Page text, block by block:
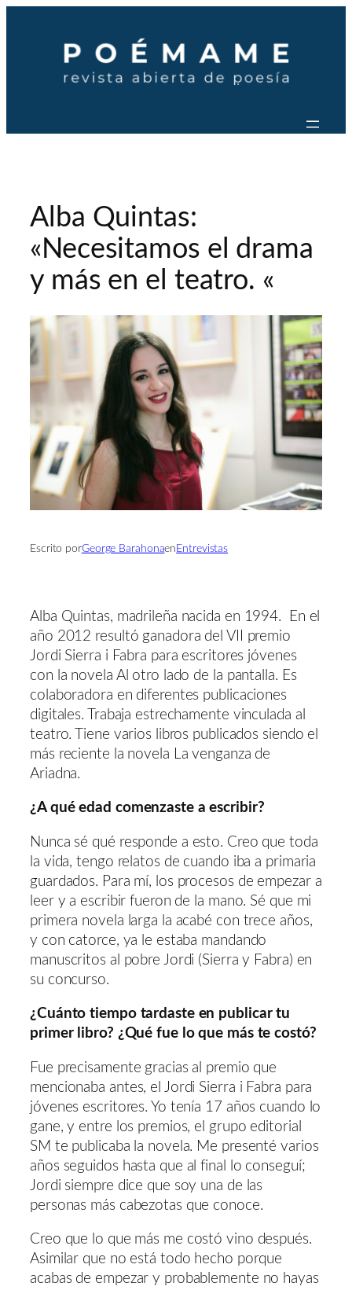
contenido
Alba Quintas:
«Necesitamos el drama
y más en el teatro. «
Escrito porGeorge Barahonaen Entrevistas
Alba Quintas, madrileña nacida en 1994. En el
año 2012 resultó ganadora del VII premio
Jordi Sierra i Fabra para escritores jóvenes
con la novela Al otro lado de la pantalla. Es
colaboradora en diferentes publicaciones
digitales. Trabaja estrechamente vinculada al
teatro. Tiene varios libros publicados siendo el
más reciente la novela La venganza de
Ariadna.
¿A qué edad comenzaste a escribir?
Nunca sé qué responde a esto. Creo que toda
la vida, tengo relatos de cuando iba a primaria
guardados. Para mí, los procesos de empezar a
leer y a escribir fueron de la mano. Sé que mi
primera novela larga la acabé con trece años,
y con catorce, ya le estaba mandando
manuscritos al pobre Jordi (Sierra y Fabra) en
su concurso.
¿Cuánto tiempo tardaste en publicar tu
primer libro? ¿Qué fue lo que más te costó?
Fue precisamente gracias al premio que
mencionaba antes, el Jordi Sierra i Fabra para
jóvenes escritores. Yo tenía 17 años cuando lo
gane, y entre los premios, el grupo editorial
SM te publicaba la novela. Me presenté varios
años seguidos hasta que al final lo conseguí;
Jordi siempre dice que soy una de las
personas más cabezotas que conoce.
Creo que lo que más me costó vino después.
Asimilar que no está todo hecho porque
acabas de empezar y probablemente no hayas